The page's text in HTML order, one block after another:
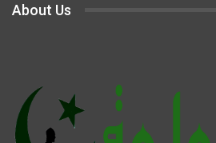
About Us